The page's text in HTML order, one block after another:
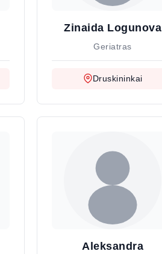
Zinaida Logunova
Geriatras
Druskininkai
Aleksandra